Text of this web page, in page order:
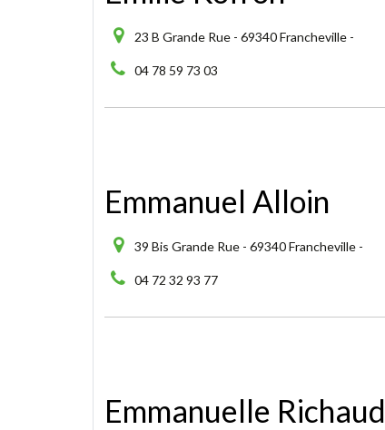
23 B Grande Rue - 69340 Francheville -
04 78 59 73 03
Emmanuel Alloin
39 Bis Grande Rue - 69340 Francheville -
04 72 32 93 77
Emmanuelle Richaud